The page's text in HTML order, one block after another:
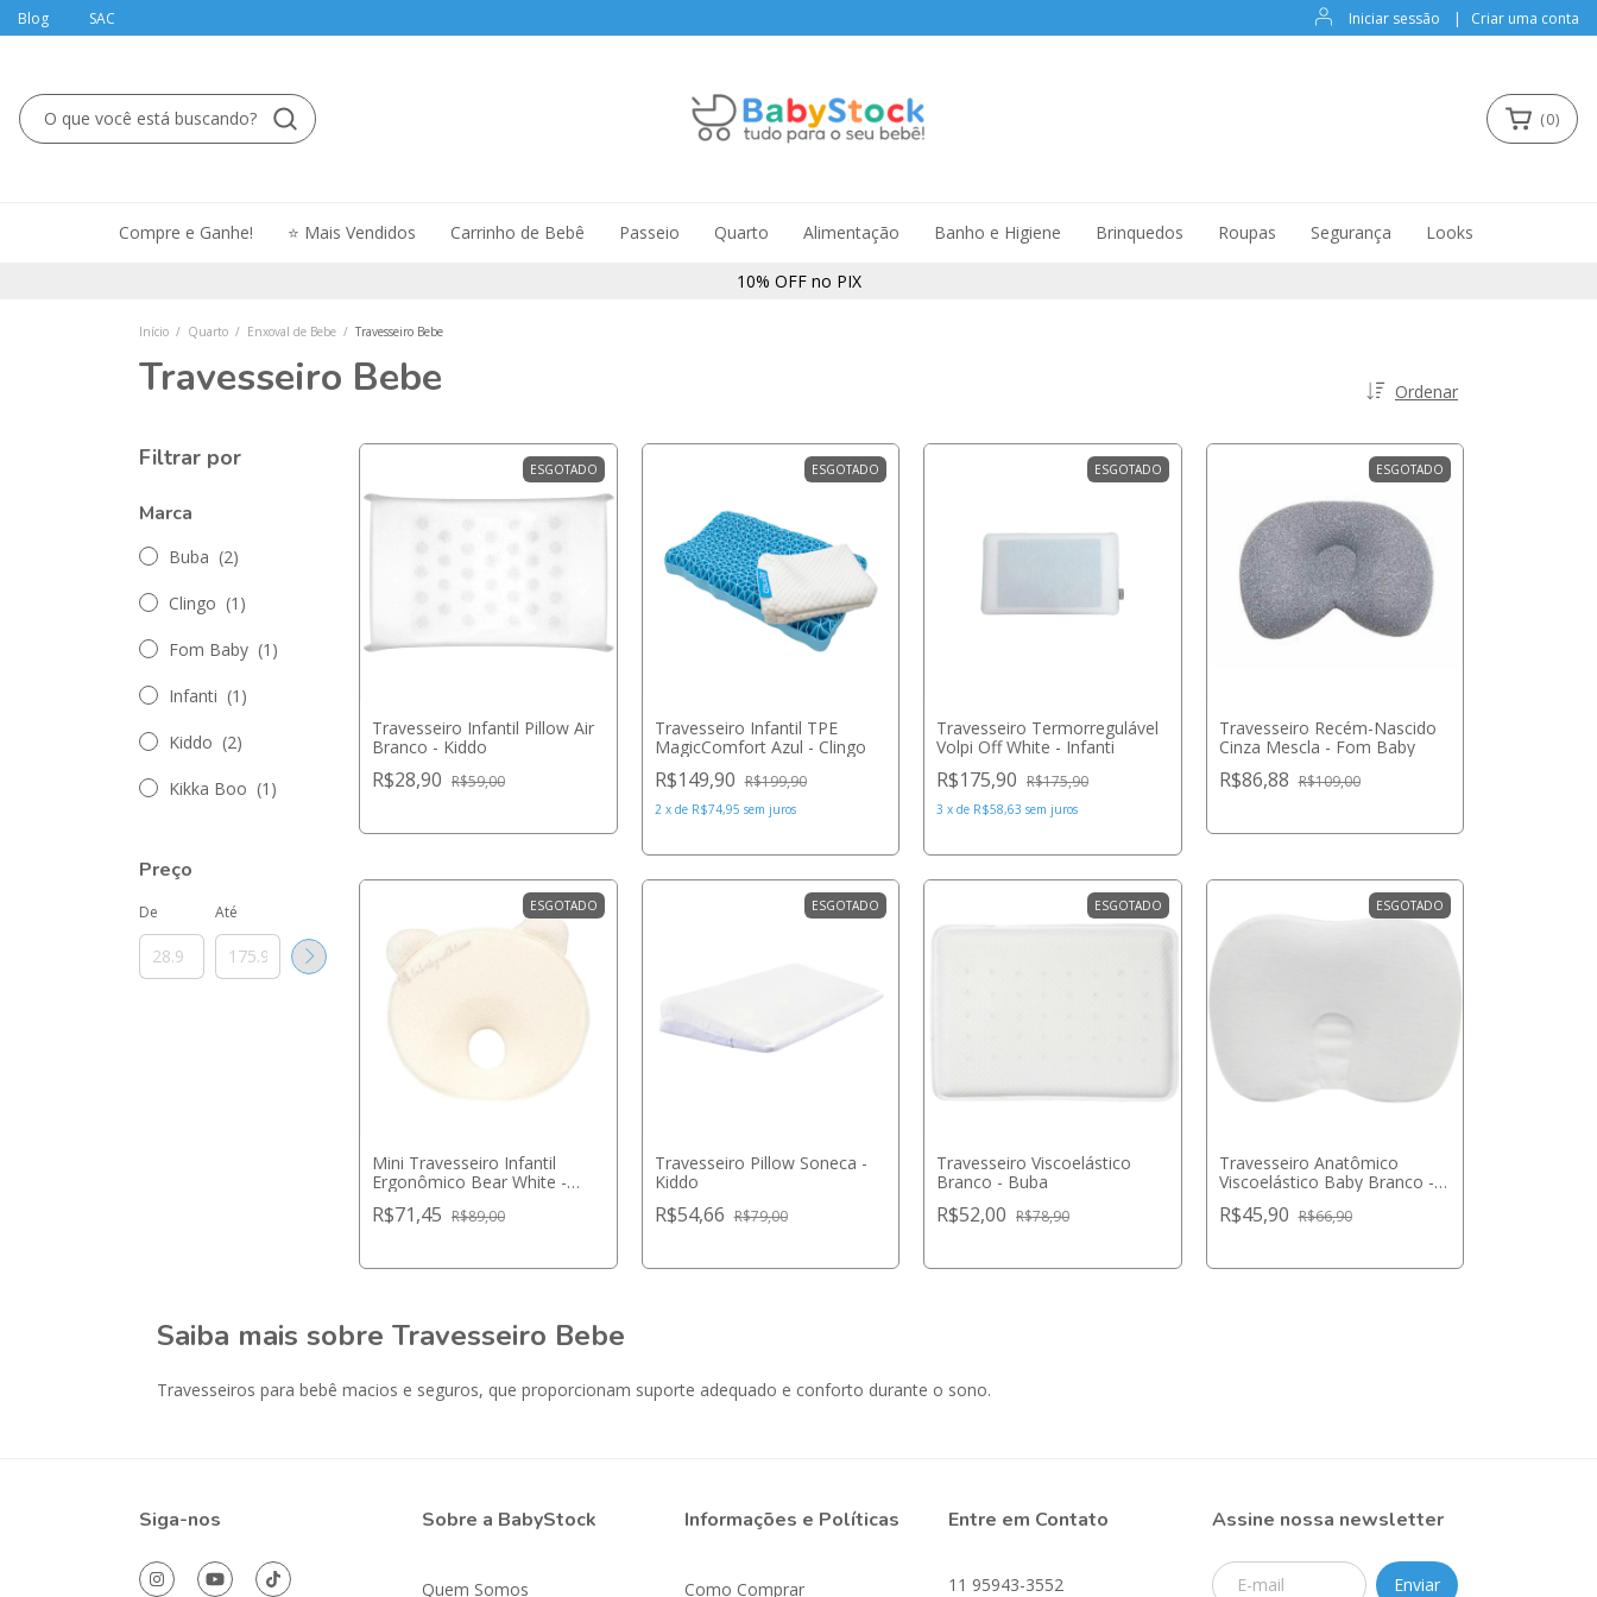
Blog SAC Iniciar sessão | Criar uma conta
10% OFF no PIX
(0)
Compre e Ganhe! ⭐ Mais Vendidos Carrinho de Bebê Passeio Quarto Alimentação Banho e Higiene Brinquedos Roupas Segurança Looks
Início / Quarto / Enxoval de Bebe / Travesseiro Bebe
Travesseiro Bebe Ordenar
Filtrar por
Marca
Buba (2)
Clingo (1)
Fom Baby (1)
Infanti (1)
Kiddo (2)
Kikka Boo (1)
Preço
De Até
ESGOTADO
Travesseiro Infantil Pillow Air
Branco - Kiddo
R$28,90 R$59,00
ESGOTADO
Travesseiro Infantil TPE
MagicComfort Azul - Clingo
R$149,90 R$199,90
2 x de R$74,95 sem juros
ESGOTADO
Travesseiro Termorregulável
Volpi Off White - Infanti
R$175,90 R$175,90
3 x de R$58,63 sem juros
ESGOTADO
Travesseiro Recém-Nascido
Cinza Mescla - Fom Baby
R$86,88 R$109,00
ESGOTADO
Mini Travesseiro Infantil
Ergonômico Bear White -
R$71,45 R$89,00
ESGOTADO
Travesseiro Pillow Soneca -
Kiddo
R$54,66 R$79,00
ESGOTADO
Travesseiro Viscoelástico
Branco - Buba
R$52,00 R$78,90
ESGOTADO
Travesseiro Anatômico
Viscoelástico Baby Branco -
R$45,90 R$66,90
Saiba mais sobre Travesseiro Bebe
Travesseiros para bebê macios e seguros, que proporcionam suporte adequado e conforto durante o sono.
Siga-nos Sobre a BabyStock
Quem Somos
Informações e Políticas
Como Comprar
Entre em Contato
11 95943-3552
Assine nossa newsletter